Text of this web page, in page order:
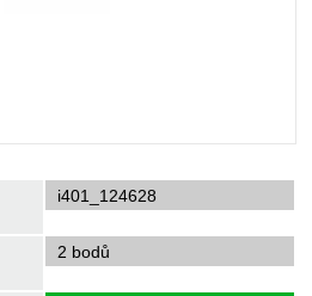
i401_124628
2 bodů